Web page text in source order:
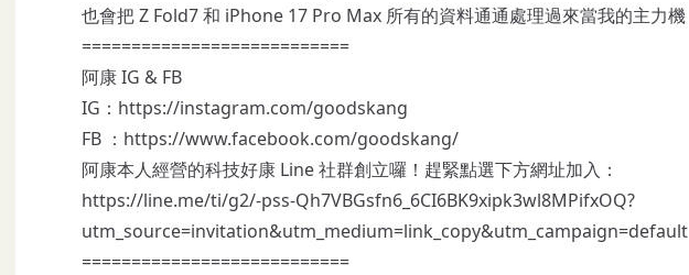
也會把 Z Fold7 和 iPhone 17 Pro Max 所有的資料通通處理過來當我的主力機
===========================
阿康 IG & FB
IG： https://instagram.com/goodskang
FB ： https://www.facebook.com/goodskang/
阿康本人經營的科技好康 Line 社群創立囉！趕緊點選下方網址加入：
https://line.me/ti/g2/-pss-Qh7VBGsfn6_6CI6BK9xipk3wl8MPifxOQ?
utm_source=invitation&utm_medium=link_copy&utm_campaign=default
===========================